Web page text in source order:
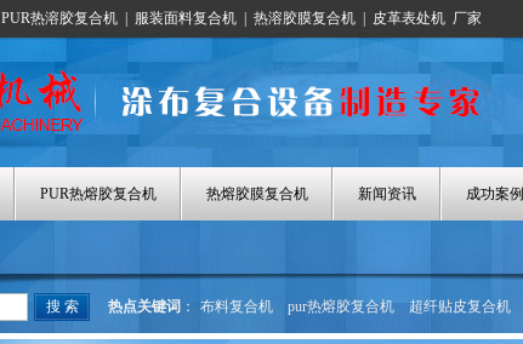
PUR热溶胶复合机 服装面料复合机 热溶胶膜复合机 皮革表处机 厂家
PUR热熔胶复合机 热熔胶膜复合机 新闻资讯 成功案例
热点关键词 ： 布料复合机 pur热熔胶复合机 超纤贴皮复合机
热熔胶涂布机
热熔胶膜复合机